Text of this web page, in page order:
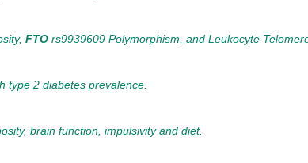
FTO rs9939609 Polymorphism, and Leukocyte
type 2 diabetes prevalence.
brain function, impulsivity and diet.